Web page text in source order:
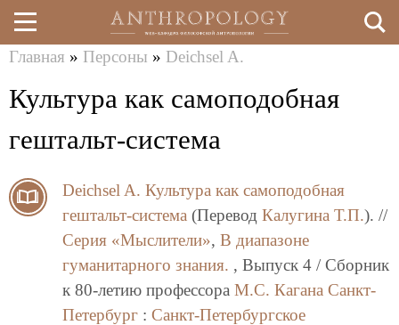
Перейти
к
здесь
Главная » Персоны » Deichsel A.
Культура как самоподобная
гештальт-система
Deichsel A. Культура как самоподобная
гештальт-система (Перевод Калугина Т.П.). //
Серия «Мыслители», В диапазоне
гуманитарного знания. , Выпуск 4 / Сборник
к 80-летию профессора М.С. Кагана Санкт-
Петербург : Санкт-Петербургское